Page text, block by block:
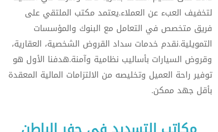
لتخفيف العبء عن العملاء.يعتمد مكتب الملتقي على
فريق متخصص في التعامل مع البنوك والمؤسسات
التمويلية.نقدم خدمات سداد القروض الشخصية، العقارية،
وقروض السيارات بأساليب نظامية وآمنة.هدفنا الأول هو
توفير راحة العميل وتخليصه من الالتزامات المالية المعقدة
بأقل جهد ممكن.